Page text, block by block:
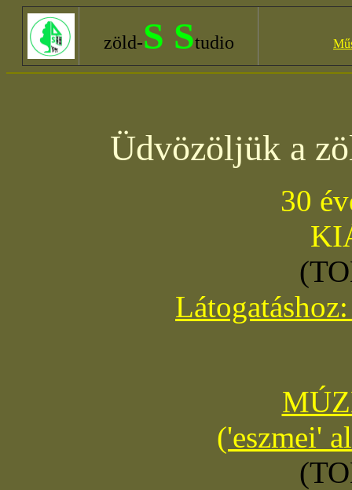
zöld-S Studio
Üdvözöljük a
30
('eszmei'